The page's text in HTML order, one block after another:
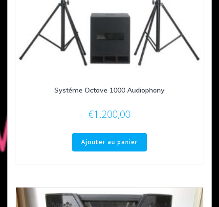
Systéme Octave 1000 Audiophony
€1.200,00
Ajouter au panier